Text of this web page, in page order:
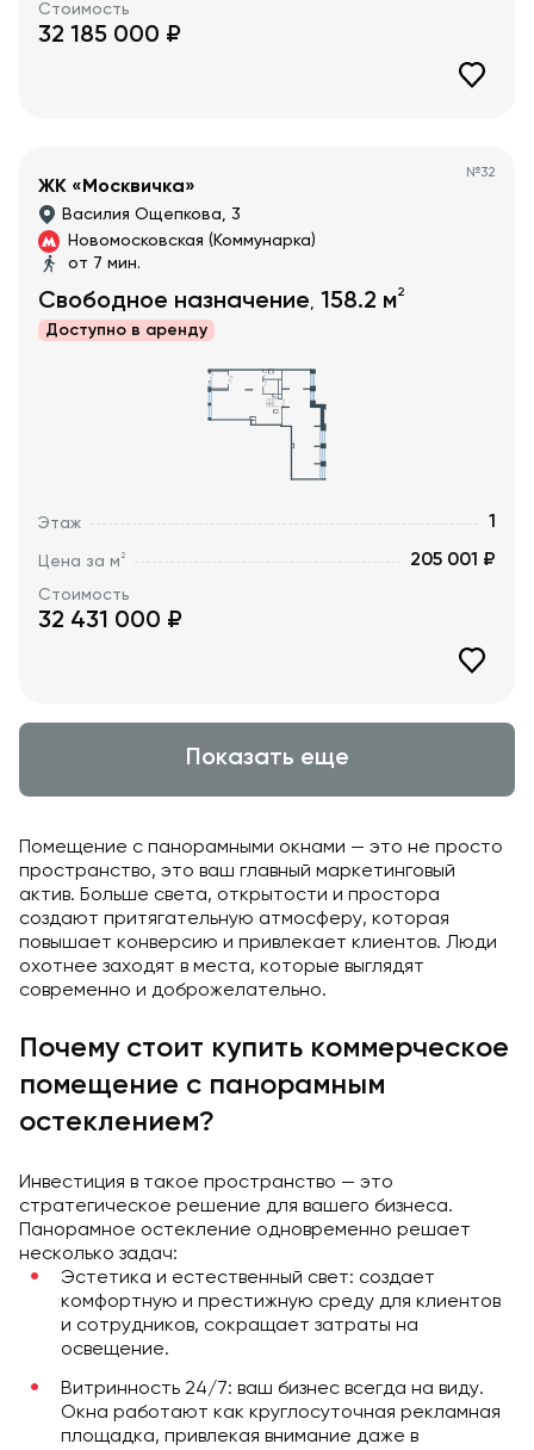
Стоимость
32 185 000 ₽
№32
ЖК «Москвичка»
Василия Ощепкова, 3
Новомосковская (Коммунарка)
от 7 мин.
Свободное назначение, 158.2 м2
Доступно в аренду
Этаж 1
Цена за м2 205 001 ₽
Стоимость
32 431 000 ₽
Показать еще
Помещение с панорамными окнами — это не просто
пространство, это ваш главный маркетинговый
актив. Больше света, открытости и простора
создают притягательную атмосферу, которая
повышает конверсию и привлекает клиентов. Люди
охотнее заходят в места, которые выглядят
современно и доброжелательно.
Почему стоит купить коммерческое
помещение с панорамным
остеклением?
Инвестиция в такое пространство — это
стратегическое решение для вашего бизнеса.
Панорамное остекление одновременно решает
несколько задач:
Эстетика и естественный свет: создает
комфортную и престижную среду для клиентов
и сотрудников, сокращает затраты на
освещение.
Витринность 24/7: ваш бизнес всегда на виду.
Окна работают как круглосуточная рекламная
площадка, привлекая внимание даже в